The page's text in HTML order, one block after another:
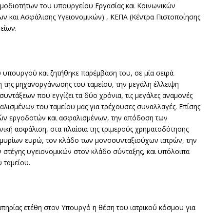
του υπουργείου Εργασίας και Κοινωνικών
Ασφάλισης Υγειονομικών) , ΚΕΠΑ (Κέντρα Πιστοποίησης
και ζητήθηκε παρέμβαση του, σε μία σειρά
μηχανοργάνωσης του ταμείου, την μεγάλη έλλειψη
που εγγίζει τα δύο χρόνια, τις μεγάλες αναμονές
του ταμείου μας για τρέχουσες συναλλαγές. Επίσης
εργοδοτών και ασφαλισμένων, την απόδοση των
ασφάλιση, στα πλαίσια της τριμερούς χρηματοδότησης
ευρώ, τον κλάδο των μονοσυνταξιούχων ιατρών, την
υγειονομικών στον κλάδο σύνταξης, και υπόλοιπα
ετέθη στον Υπουργό η θέση του ιατρικού κόσμου για